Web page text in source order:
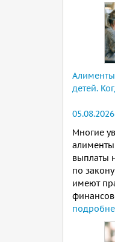
детей.
05.08.2026
Многие
алименты
выплаты
по
имеют